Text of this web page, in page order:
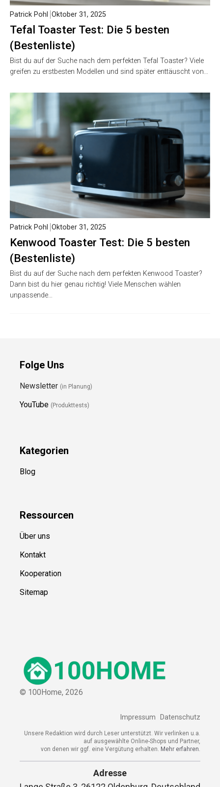
Tefal Toaster Test: Die 5 besten
(Bestenliste)
Patrick Pohl Oktober 31, 2025
Bist du auf der Suche nach dem perfekten Tefal Toaster? Viele
greifen zu erstbesten Modellen und sind später enttäuscht von…
Kenwood Toaster Test: Die 5 besten
(Bestenliste)
Patrick Pohl Oktober 31, 2025
Bist du auf der Suche nach dem perfekten Kenwood Toaster?
Dann bist du hier genau richtig! Viele Menschen wählen
unpassende…
Folge Uns
Newsletter (in Planung)
YouTube (Produkttests)
Kategorien
Blog
Ressourcen
Über uns
Kontakt
Kooperation
Sitemap
© 100Home, 2026
Impressum Datenschutz
Unsere Redaktion wird durch Leser unterstützt. Wir verlinken u.a.
auf ausgewählte Online-Shops und Partner,
von denen wir ggf. eine Vergütung erhalten. Mehr erfahren.
Adresse